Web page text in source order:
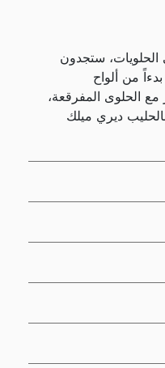
الحلويات، ستجدون
من ألواح
الحلوى المفرقعة،
ديري ميلك